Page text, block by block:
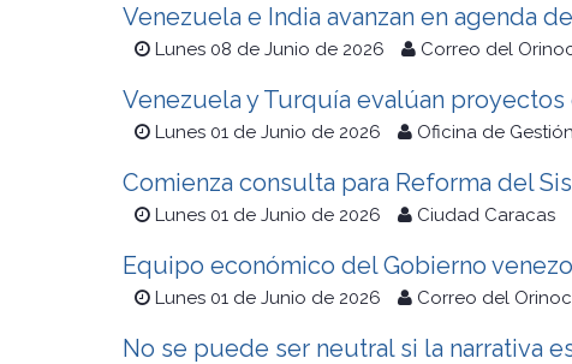
Venezuela e India avanzan en agenda
Lunes 08 de Junio de 2026 Correo del
Venezuela y Turquía evalúan proyectos
Lunes 01 de Junio de 2026 Oficina de
Comienza consulta para Reforma del
Lunes 01 de Junio de 2026 Ciudad Caracas
Equipo económico del Gobierno
Lunes 01 de Junio de 2026 Correo del
No se puede ser neutral si la narrativa